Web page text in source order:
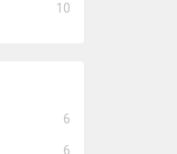
10
6
6